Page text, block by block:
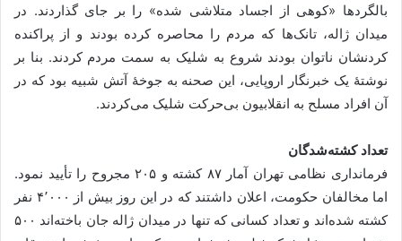
بالگردها «کوهی از اجساد متلاشی شده» را بر جای گذاردند. در
میدان ژاله، تانک‌ها که مردم را محاصره کرده بودند و از پراکنده
کردنشان ناتوان بودند شروع به شلیک به سمت مردم کردند. بنا بر
نوشتهٔ یک خبرنگار اروپایی، این صحنه به جوخهٔ آتش شبیه بود که در
آن افراد مسلح به انقلابیون بی‌حرکت شلیک می‌کردند.
تعداد کشته‌شدگان
فرمانداری نظامی تهران آمار ۸۷ کشته و ۲۰۵ مجروح را تأیید نمود.
اما مخالفان حکومت، اعلان داشتند که در این روز بیش از ۴٬۰۰۰ نفر
کشته شده‌اند و تعداد کسانی که تنها در میدان ژاله جان باخته‌اند ۵۰۰